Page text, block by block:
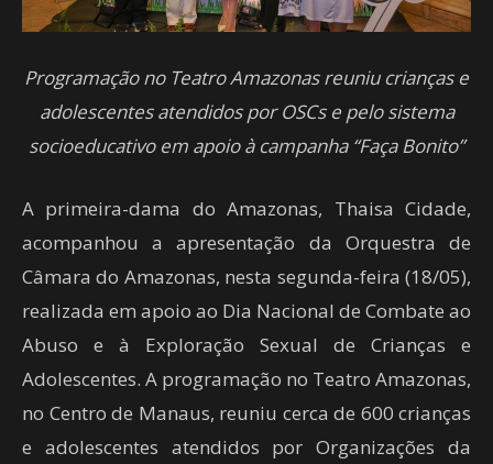
Programação no Teatro Amazonas reuniu crianças e
adolescentes atendidos por OSCs e pelo sistema
socioeducativo em apoio à campanha “Faça Bonito”
A primeira-dama do Amazonas, Thaisa Cidade,
acompanhou a apresentação da Orquestra de
Câmara do Amazonas, nesta segunda-feira (18/05),
realizada em apoio ao Dia Nacional de Combate ao
Abuso e à Exploração Sexual de Crianças e
Adolescentes. A programação no Teatro Amazonas,
no Centro de Manaus, reuniu cerca de 600 crianças
e adolescentes atendidos por Organizações da